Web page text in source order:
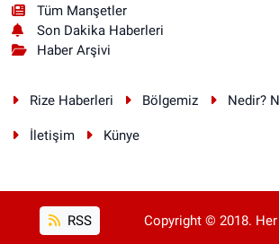
Tüm Manşetler
Son Dakika Haberleri
Haber Arşivi
Rize Haberleri Bölgemiz Nedir?
İletişim Künye
RSS Copyright © 2018. Her